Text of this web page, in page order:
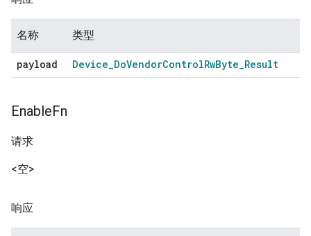
名称 类型
payload Device_DoVendorControlRwByte_Result
EnableFn
请求
<空>
响应